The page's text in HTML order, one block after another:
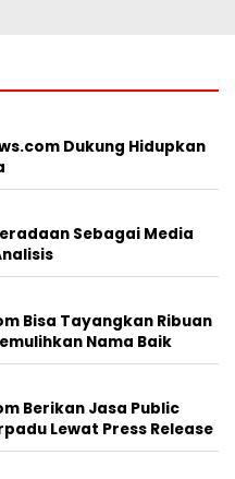
Dukung Hidupkan
Sebagai Media
Bisa Tayangkan Ribuan
Nama Baik
Berikan Jasa Public
Lewat Press Release